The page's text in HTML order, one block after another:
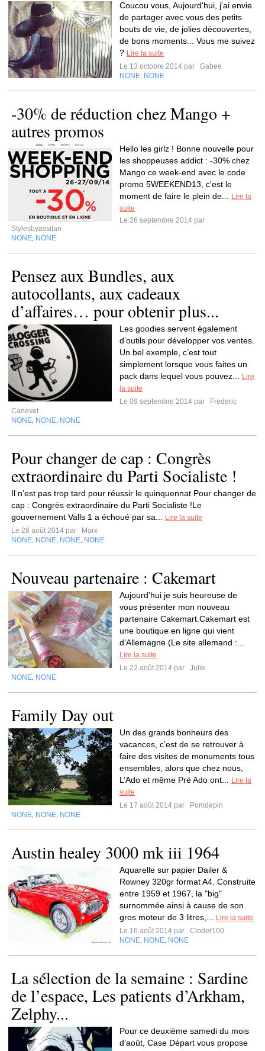
Coucou vous, Aujourd'hui, j'ai envie
de partager avec vous des petits
bouts de vie, de jolies découvertes,
de bons moments... Vous me suivez
? Lire la suite
Le 13 octobre 2014 par
Gabee
NONE NONE
-30% de réduction chez Mango +
autres promos
Hello les girlz ! Bonne nouvelle pour
les shoppeuses addict : -30% chez
Mango ce week-end avec le code
promo 5WEEKEND13, c'est le
moment de faire le plein de...
Lire la
suite
Le 26 septembre 2014 par
Stylesbyassitan
NONE NONE
Pensez aux Bundles, aux
autocollants, aux cadeaux
d’affaires… pour obtenir plus...
Les goodies servent également
d’outils pour développer vos ventes.
Un bel exemple, c’est tout
simplement lorsque vous faites un
pack dans lequel vous pouvez...
Lire
la suite
Le 09 septembre 2014 par
Frederic
Canevet
NONE NONE NONE
Pour changer de cap : Congrès
extraordinaire du Parti Socialiste !
Il n’est pas trop tard pour réussir le quinquennat Pour changer de
cap : Congrès extraordinaire du Parti Socialiste !Le
gouvernement Valls 1 a échoué par sa...
Lire la suite
Le 28 août 2014 par
Marx
NONE NONE NONE NONE
Nouveau partenaire : Cakemart
Aujourd’hui je suis heureuse de
vous présenter mon nouveau
partenaire Cakemart.Cakemart est
une boutique en ligne qui vient
d’Allemagne (Le site allemand :...
Lire la suite
Le 22 août 2014 par
Julie
NONE NONE
Family Day out
Un des grands bonheurs des
vacances, c’est de se retrouver à
faire des visites de monuments tous
ensembles, alors que chez nous,
L’Ado et même Pré Ado ont...
Lire la
suite
Le 17 août 2014 par
Pomdepin
NONE NONE NONE
Austin healey 3000 mk iii 1964
Aquarelle sur papier Dailer &
Rowney 320gr format A4. Construite
entre 1959 et 1967, la "big"
surnommée ainsi à cause de son
gros moteur de 3 litres,...
Lire la suite
Le 16 août 2014 par
Cloder100
NONE NONE NONE
La sélection de la semaine : Sardine
de l’espace, Les patients d’Arkham,
Zelphy...
Pour ce deuxième samedi du mois
d’août, Case Départ vous propose